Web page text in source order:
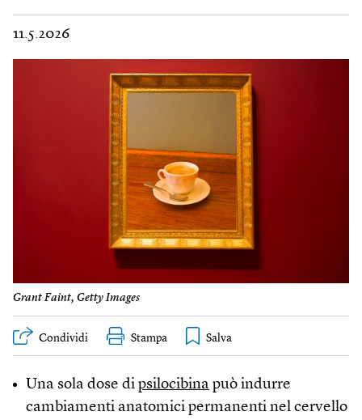
11.5.2026
Grant Faint, Getty Images
Condividi Stampa
Una sola dose di psilocibina può indurre
cambiamenti anatomici permanenti nel cervello